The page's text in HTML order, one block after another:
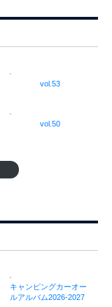
vol.53
vol.50
キャンピングカーオー
ルアルバム2026-2027